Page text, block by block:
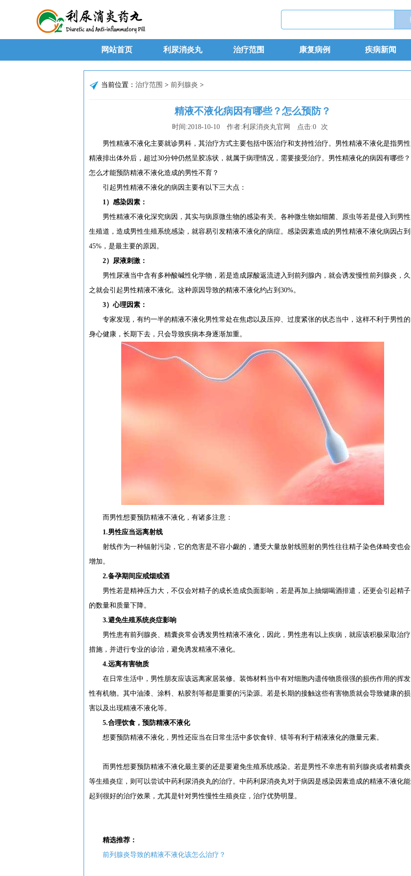
网站首页 利尿消炎丸 治疗范围 康复病例 疾病新闻
当前位置： 治疗范围 > 前列腺炎 >
精液不液化病因有哪些？怎么预防？
时间:2018-10-10 作者:利尿消炎丸官网 点击:0 次
男性精液不液化主要就诊男科，其治疗方式主要包括中医治疗和支持性治疗。男性精液不液化是指男性
精液排出体外后，超过30分钟仍然呈胶冻状，就属于病理情况，需要接受治疗。男性精液化的病因有哪些？
怎么才能预防精液不液化造成的男性不育？
引起男性精液不液化的病因主要有以下三大点：
1）感染因素：
男性精液不液化深究病因，其实与病原微生物的感染有关。各种微生物如细菌、原虫等若是侵入到男性
生殖道，造成男性生殖系统感染，就容易引发精液不液化的病症。感染因素造成的男性精液不液化病因占到
45%，是最主要的原因。
2）尿液刺激：
男性尿液当中含有多种酸碱性化学物，若是造成尿酸返流进入到前列腺内，就会诱发慢性前列腺炎，久
之就会引起男性精液不液化。这种原因导致的精液不液化约占到30%。
3）心理因素：
专家发现，有约一半的精液不液化男性常处在焦虑以及压抑、过度紧张的状态当中，这样不利于男性的
身心健康，长期下去，只会导致疾病本身逐渐加重。
而男性想要预防精液不液化，有诸多注意：
1.男性应当远离射线
射线作为一种辐射污染，它的危害是不容小觑的，遭受大量放射线照射的男性往往精子染色体畸变也会
增加。
2.备孕期间应戒烟戒酒
男性若是精神压力大，不仅会对精子的成长造成负面影响，若是再加上抽烟喝酒排遣，还更会引起精子
的数量和质量下降。
3.避免生殖系统炎症影响
男性患有前列腺炎、精囊炎常会诱发男性精液不液化，因此，男性患有以上疾病，就应该积极采取治疗
措施，并进行专业的诊治，避免诱发精液不液化。
4.远离有害物质
在日常生活中，男性朋友应该远离家居装修。装饰材料当中有对细胞内遗传物质很强的损伤作用的挥发
性有机物。其中油漆、涂料、粘胶剂等都是重要的污染源。若是长期的接触这些有害物质就会导致健康的损
害以及出现精液不液化等。
5.合理饮食，预防精液不液化
想要预防精液不液化，男性还应当在日常生活中多饮食锌、镁等有利于精液液化的微量元素。
而男性想要预防精液不液化最主要的还是要避免生殖系统感染。若是男性不幸患有前列腺炎或者精囊炎
等生殖炎症，则可以尝试中药利尿消炎丸的治疗。中药利尿消炎丸对于病因是感染因素造成的精液不液化能
起到很好的治疗效果，尤其是针对男性慢性生殖炎症，治疗优势明显。
精选推荐：
前列腺炎导致的精液不液化该怎么治疗？